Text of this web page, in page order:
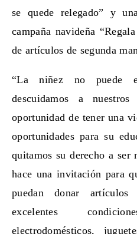
se quede relegado” y
campaña navideña
de artículos de segunda
“La niñez no puede
descuidamos a
oportunidad de tener una
oportunidades para su
quitamos su derecho a ser
hace una invitación para
puedan donar
excelentes
electrodomésticos,